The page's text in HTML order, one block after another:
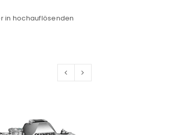
akzeptiere die
in hochauflösenden